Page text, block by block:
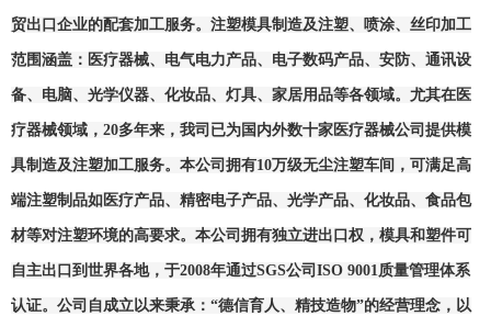
贸出口企业的配套加工服务。注塑模具制造及注塑、喷涂、丝印加工
范围涵盖： 医疗器械、电气电力产品、 电子数码产品、安防、通讯设
备、电脑、光学仪器、化妆品、灯具、家居用品等各领域。 尤其在医
疗器械领域， 20多年来，我司已为国内外数十家医疗器械公司提供模
具制造及注塑加工服务。 本公司拥有10万级无尘注塑车间，可满足高
端注塑制品如医疗产品、精密电子产品、光学产品、化妆品、食品包
材等对注塑环境的高要求。本公司拥有独立进出口权，模具和塑件可
自主出口到世界各地，于2008年通过SGS公司ISO 9001质量管理体系
认证。公司自成立以来秉承：“德信育人、精技造物”的经营理念，以